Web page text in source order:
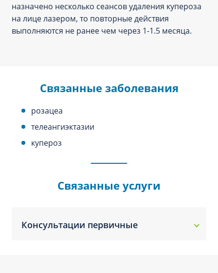
назначено несколько сеансов удаления купероза
на лице лазером, то повторные действия
выполняются не ранее чем через 1-1.5 месяца.
Связанные заболевания
розацеа
телеангиэктазии
купероз
Связанные услуги
Консультации первичные